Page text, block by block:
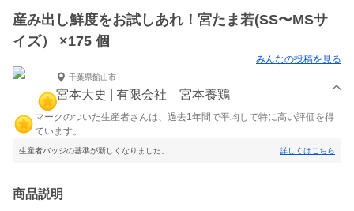
産み出し鮮度をお試しあれ！宮たま若(SS〜MSサ
イズ） ×175 個
みんなの投稿を見る
千葉県館山市
宮本大史 | 有限会社 宮本養鶏
マークのついた生産者さんは、過去1年間で平均して特に高い評価を得
ています。
生産者バッジの基準が新しくなりました。 詳しくはこちら
商品説明